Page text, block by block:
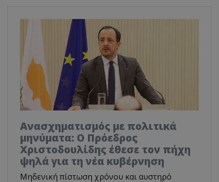
Ανασχηματισμός με πολιτικά
μηνύματα: Ο Πρόεδρος
Χριστοδουλίδης έθεσε τον πήχη
ψηλά για τη νέα κυβέρνηση
Μηδενική πίστωση χρόνου και αυστηρό